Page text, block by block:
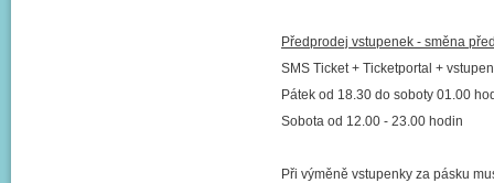
Předprodej vstupenek - směna
SMS Ticket + Ticketportal +
Pátek od 18.30 do soboty 01.00
Sobota od 12.00 - 23.00 hodin
Při výměně vstupenky za pásku